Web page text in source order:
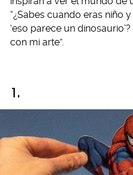
“¿Sabes cuando eras niño
‘eso parece un
con mi arte”.
1.